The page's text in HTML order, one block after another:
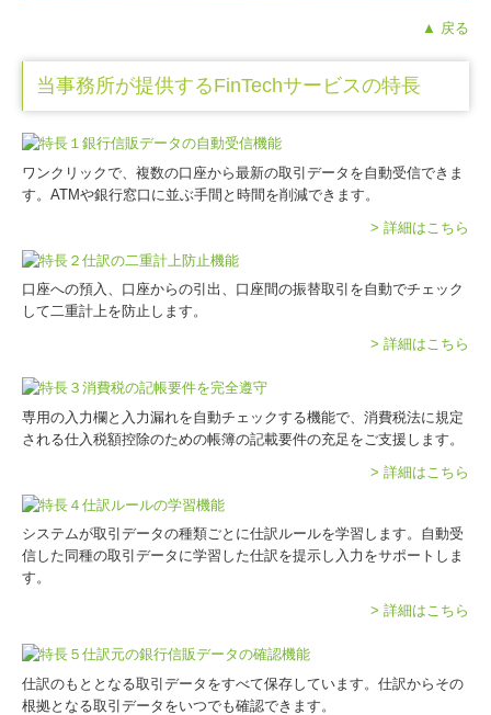
▲ 戻る
当事務所が提供するFinTechサービスの特長
ワンクリックで、複数の口座から最新の取引データを自動受信できま
す。ATMや銀行窓口に並ぶ手間と時間を削減できます。
> 詳細はこちら
口座への預入、口座からの引出、口座間の振替取引を自動でチェック
して二重計上を防止します。
> 詳細はこちら
専用の入力欄と入力漏れを自動チェックする機能で、消費税法に規定
される仕入税額控除のための帳簿の記載要件の充足をご支援します。
> 詳細はこちら
システムが取引データの種類ごとに仕訳ルールを学習します。自動受
信した同種の取引データに学習した仕訳を提示し入力をサポートしま
す。
> 詳細はこちら
仕訳のもととなる取引データをすべて保存しています。仕訳からその
根拠となる取引データをいつでも確認できます。